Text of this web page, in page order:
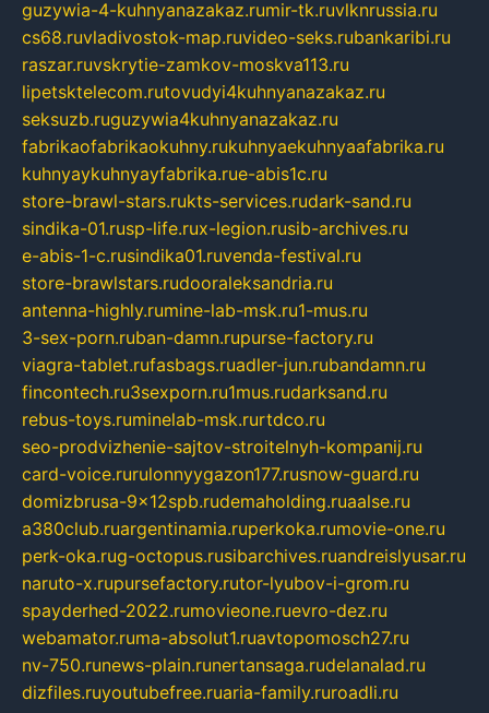
guzywia-4-kuhnyanazakaz.rumir-tk.ruvlknrussia.ru
cs68.ruvladivostok-map.ruvideo-seks.rubankaribi.ru
raszar.ruvskrytie-zamkov-moskva113.ru
lipetsktelecom.rutovudyi4kuhnyanazakaz.ru
seksuzb.ruguzywia4kuhnyanazakaz.ru
fabrikaofabrikaokuhny.rukuhnyaekuhnyaafabrika.ru
kuhnyaykuhnyayfabrika.rue-abis1c.ru
store-brawl-stars.rukts-services.rudark-sand.ru
sindika-01.rusp-life.rux-legion.rusib-archives.ru
e-abis-1-c.rusindika01.ruvenda-festival.ru
store-brawlstars.rudooraleksandria.ru
antenna-highly.rumine-lab-msk.ru1-mus.ru
3-sex-porn.ruban-damn.rupurse-factory.ru
viagra-tablet.rufasbags.ruadler-jun.rubandamn.ru
fincontech.ru3sexporn.ru1mus.rudarksand.ru
rebus-toys.ruminelab-msk.rurtdco.ru
seo-prodvizhenie-sajtov-stroitelnyh-kompanij.ru
card-voice.rurulonnyygazon177.rusnow-guard.ru
domizbrusa-9x12spb.rudemaholding.ruaalse.ru
a380club.ruargentinamia.ruperkoka.rumovie-one.ru
perk-oka.rug-octopus.rusibarchives.ruandreislyusar.ru
naruto-x.rupursefactory.rutor-lyubov-i-grom.ru
spayderhed-2022.rumovieone.ruevro-dez.ru
webamator.ruma-absolut1.ruavtopomosch27.ru
nv-750.runews-plain.runertansaga.rudelanalad.ru
dizfiles.ruyoutubefree.ruaria-family.ruroadli.ru